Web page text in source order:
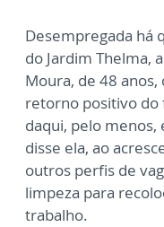
Desempregada há
do Jardim Thelma,
Moura, de 48
retorno positivo do
daqui, pelo menos,
disse ela, ao
outros perfis de
limpeza para
trabalho.